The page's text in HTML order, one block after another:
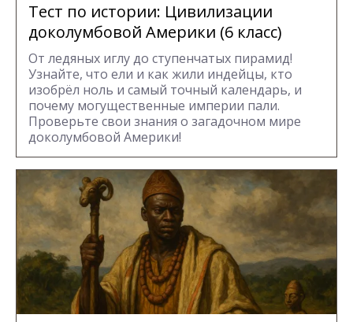
Тест по истории: Цивилизации
доколумбовой Америки (6 класс)
От ледяных иглу до ступенчатых пирамид!
Узнайте, что ели и как жили индейцы, кто
изобрёл ноль и самый точный календарь, и
почему могущественные империи пали.
Проверьте свои знания о загадочном мире
доколумбовой Америки!